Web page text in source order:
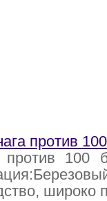
против
100
широко